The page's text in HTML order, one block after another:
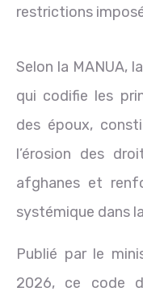
restrictions
Selon la MANUA,
qui codifie les
des époux,
l’érosion des
afghanes et
systémique dans
Publié par le
2026, ce code